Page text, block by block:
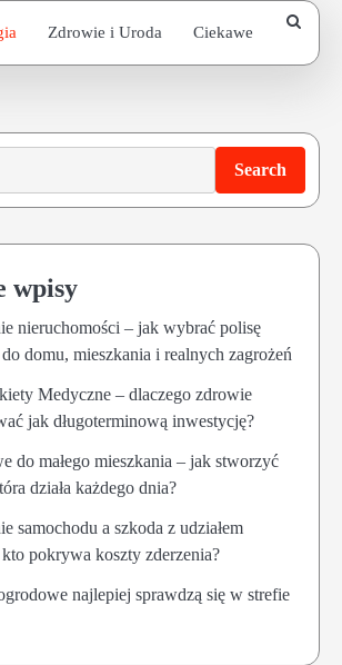
Zdrowie i Uroda Ciekawe
Search
wpisy
nieruchomości – jak wybrać polisę
domu, mieszkania i realnych zagrożeń
Medyczne – dlaczego zdrowie
jak długoterminową inwestycję?
do małego mieszkania – jak stworzyć
działa każdego dnia?
samochodu a szkoda z udziałem
pokrywa koszty zderzenia?
najlepiej sprawdzą się w strefie